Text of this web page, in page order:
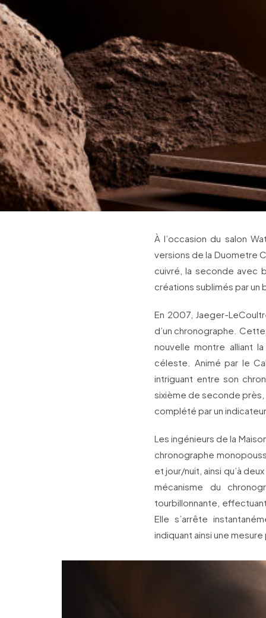
À l’occasion du salon
versions de la Duometre
cuivré, la seconde avec
créations sublimés par un
En 2007, Jaeger-
d’un chronographe.
nouvelle montre alliant
céleste. Animé par le
intriguant entre son
sixième de seconde près,
complété par un
Les ingénieurs de la
chronographe
et jour/nuit, ainsi qu’à
mécanisme du
tourbillonnante,
Elle s’arrête
indiquant ainsi une